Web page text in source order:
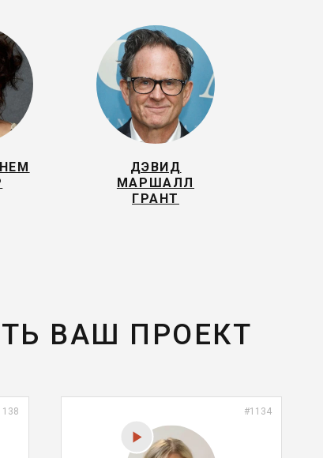
ДЭВИД
МАРШАЛЛ
ГРАНТ
ВАШ ПРОЕКТ
#1134